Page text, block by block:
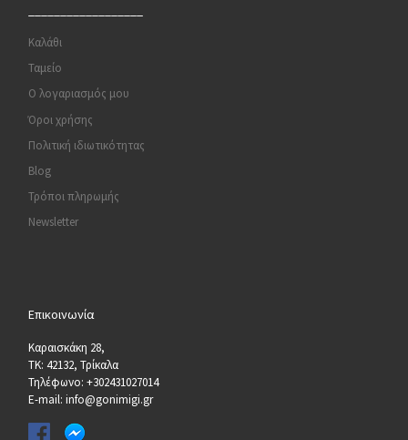
Καλάθι
Ταμείο
Ο λογαριασμός μου
Όροι χρήσης
Πολιτική ιδιωτικότητας
Blog
Τρόποι πληρωμής
Newsletter
Επικοινωνία
Καραισκάκη 28,
ΤΚ: 42132, Τρίκαλα
Τηλέφωνο: +302431027014
E-mail: info@gonimigi.gr